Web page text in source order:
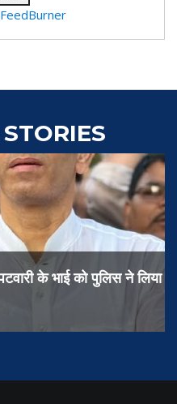
FeedBurner
भाई को पुलिस ने लिया